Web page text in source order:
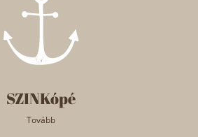
SZINKópé
Tovább